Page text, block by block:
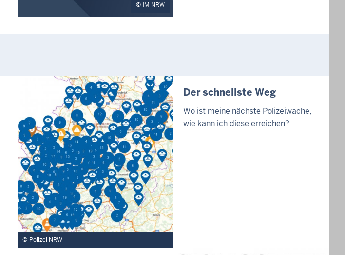
IM NRW
Polizei NRW
Der schnellste Weg
Wo ist meine nächste Polizeiwache,
wie kann ich diese erreichen?